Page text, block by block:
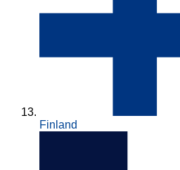
Finland